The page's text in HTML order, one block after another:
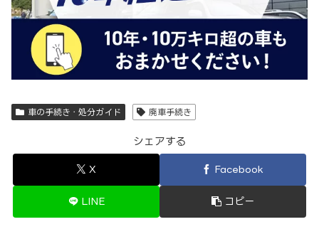
車の手続き・処分ガイド 廃車手続き
シェアする
X Facebook
LINE コピー